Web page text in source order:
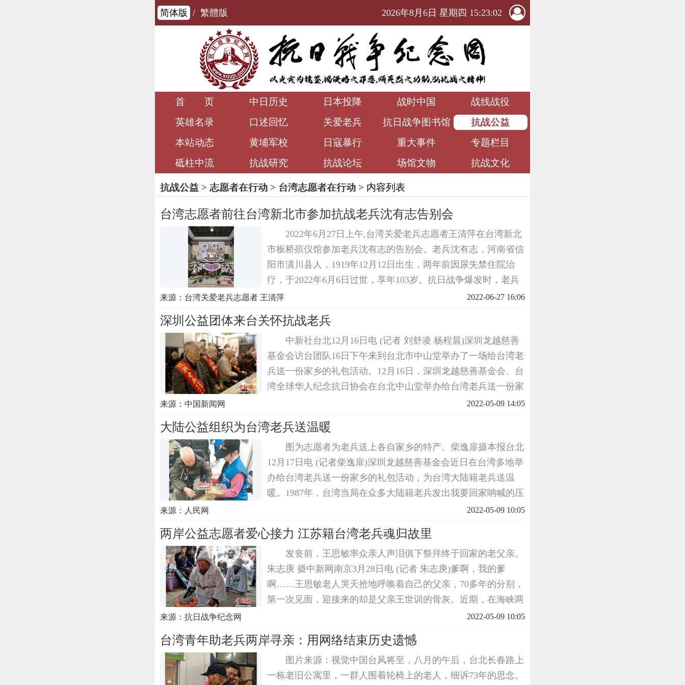
简体版 / 繁體版 2026年8月6日 星期四 15:23:02
首 页 中日历史 日本投降 战时中国
战线战役
英雄名录
口述回忆 关爱老兵 抗日战争图书馆
抗战公益
本站动态
黄埔军校 日寇暴行 重大事件
专题栏目
砥柱中流
抗战研究 抗战论坛 场馆文物 抗战文化
抗战公益 > 志愿者在行动 > 台湾志愿者在行动 > 内容列表
台湾志愿者前往台湾新北市参加抗战老兵沈有志告别会
2022年6月27日上午,台湾关爱老兵志愿者王清萍在台湾新北
市板桥殡仪馆参加老兵沈有志的告别会。老兵沈有志，河南省信
阳市潢川县人，1919年12月12日出生，两年前因尿失禁住院治
疗，于2022年6月6日过世，享年103岁。抗日战争爆发时，老兵
沈有志加入国民革命军，曾从正面战场抵抗日军的侵略，不畏生
来源：台湾关爱老兵志愿者 王清萍 2022-06-27 16:06
深圳公益团体来台关怀抗战老兵
中新社台北12月16日电 (记者 刘舒凌 杨程晨)深圳龙越慈善
基金会访台团队16日下午来到台北市中山堂举办了一场给台湾老
兵送一份家乡的礼包活动。12月16日，深圳龙越慈善基金会、台
湾全球华人纪念抗日协会在台北中山堂举办给台湾老兵送一份家
乡的礼包活动。 杨程晨 摄1987年，台湾当局在众多大陆籍老兵
来源：中国新闻网 2022-05-09 14:05
大陆公益组织为台湾老兵送温暖
图为志愿者为老兵送上各自家乡的特产。柴逸扉摄本报台北
12月17日电 (记者柴逸扉)深圳龙越慈善基金会近日在台湾多地举
办给台湾老兵送一份家乡的礼包活动，为台湾大陆籍老兵送温
暖。1987年，台湾当局在众多大陆籍老兵发出我要回家呐喊的压
力下，开放大陆探亲。30年后，深圳龙越慈善基金会专程来台关
来源：人民网 2022-05-09 10:05
两岸公益志愿者爱心接力 江苏籍台湾老兵魂归故里
发丧前，王思敏率众亲人声泪俱下祭拜终于回家的老父亲。
朱志庚 摄中新网南京3月28日电 (记者 朱志庚)爹啊，我的爹
啊……王思敏老人哭天抢地呼唤着自己的父亲，70多年的分别，
第一次见面，迎接来的却是父亲王世训的骨灰。近期，在海峡两
岸众多公益志愿者的帮助下，备受关注的台湾老兵王世训的骨灰
来源：抗日战争纪念网 2022-05-09 10:05
台湾青年助老兵两岸寻亲：用网络结束历史遗憾
图片来源：视觉中国台风将至，八月的午后，台北长春路上
一栋老旧公寓里，一群人围着轮椅上的老人，细诉73年的思念。